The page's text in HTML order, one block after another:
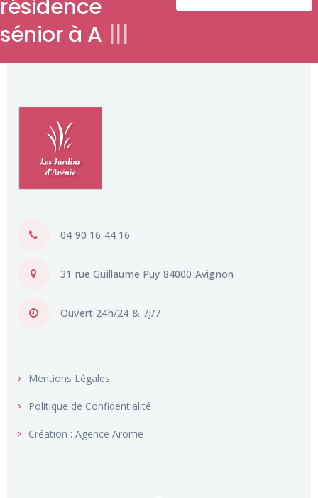
résidence
sénior|| |
04 90 16 44 16
31 rue Guillaume Puy 84000 Avignon
Ouvert 24h/24 & 7j/7
Mentions Légales
Politique de Confidentialité
Création : Agence Arome